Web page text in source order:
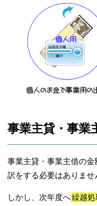
事業主貸・事業
事業主貸・事業主借の
訳をする必要はありませ
しかし、次年度へ繰越